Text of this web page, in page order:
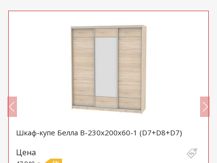
Шкаф-купе Белла B-230х200х60-1 (D7+D8+D7)
Цена